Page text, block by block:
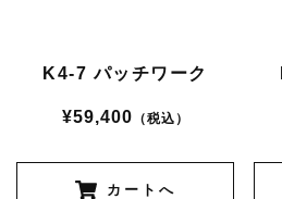
K4-7 パッチワーク
¥59,400 （税込）
カートへ